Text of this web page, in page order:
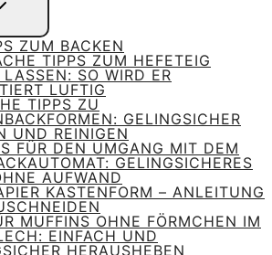
ZUM BACKEN
TIPPS ZUM HEFETEIG
LASSEN: SO WIRD ER
LUFTIG
TIPPS ZU
GELINGSICHER
UND REINIGEN
FÜR DEN UMGANG MIT DEM
GELINGSICHERES
AUFWAND
KASTENFORM – ANLEITUNG
MUFFINS OHNE FÖRMCHEN IM
EINFACH UND
HERAUSHEBEN